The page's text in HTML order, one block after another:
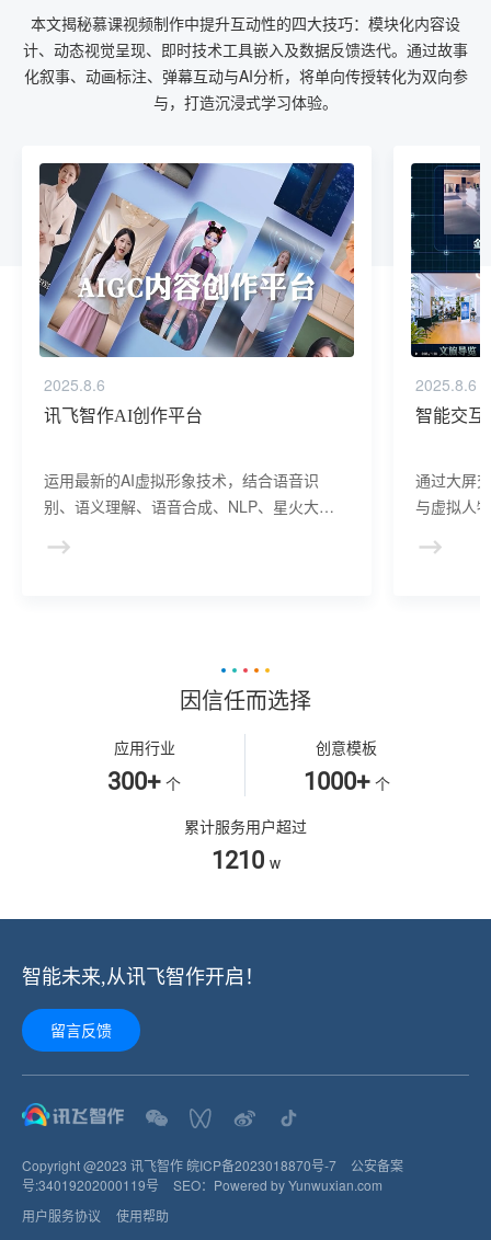
本文揭秘慕课视频制作中提升互动性的四大技巧：模块化内容设
计、动态视觉呈现、即时技术工具嵌入及数据反馈迭代。通过故事
化叙事、动画标注、弹幕互动与AI分析，将单向传授转化为双向参
与，打造沉浸式学习体验。
2025.8.6
讯飞智作AI创作平台
运用最新的AI虚拟形象技术，结合语音识
别、语义理解、语音合成、NLP、星火大模
建、AI驱动、多模态交互的多场景虚拟人产
2025.8.6
智能交互
通过大屏
与虚拟人
景，可广
因信任而选择
应用行业
300+ 个
创意模板
1000+ 个
累计服务用户超过
1210 w
智能未来,从讯飞智作开启！
留言反馈
Copyright @2023 讯飞智作 皖ICP备2023018870号-7
公安备案
号:34019202000119号 SEO： Powered by Yunwuxian.com
用户服务协议
使用帮助